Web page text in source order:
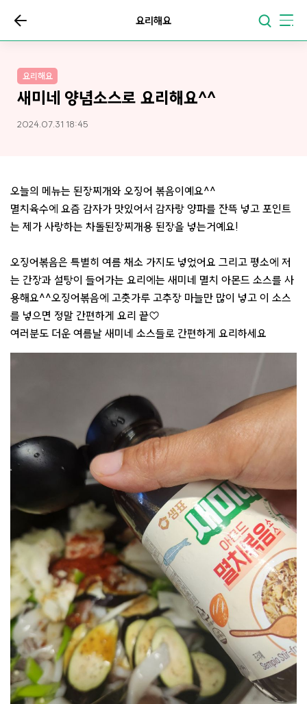
요리해요
요리해요
새미네 양념소스로 요리해요^^
2024.07.31 18:45
오늘의 메뉴는 된장찌개와 오징어 볶음이예요^^
멸치육수에 요즘 감자가 맛있어서 감자랑 양파를 잔뜩 넣고 포인트
는 제가 사랑하는 차돌된장찌개용 된장을 넣는거예요!
오징어볶음은 특별히 여름 채소 가지도 넣었어요 그리고 평소에 저
는 간장과 설탕이 들어가는 요리에는 새미네 멸치 아몬드 소스를 사
용해요^^오징어볶음에 고춧가루 고추장 마늘만 많이 넣고 이 소스
를 넣으면 정말 간편하게 요리 끝♡
여러분도 더운 여름날 새미네 소스들로 간편하게 요리하세요